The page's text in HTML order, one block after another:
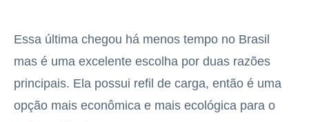
Essa última chegou há menos tempo no Brasil
mas é uma excelente escolha por duas razões
principais. Ela possui refil de carga, então é uma
opção mais econômica e mais ecológica para o